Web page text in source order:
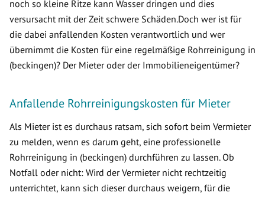
noch so kleine Ritze kann Wasser dringen und dies
versursacht mit der Zeit schwere Schäden.Doch wer ist für
die dabei anfallenden Kosten verantwortlich und wer
übernimmt die Kosten für eine regelmäßige Rohrreinigung in
(beckingen)? Der Mieter oder der Immobilieneigentümer?
Anfallende Rohrreinigungskosten für Mieter
Als Mieter ist es durchaus ratsam, sich sofort beim Vermieter
zu melden, wenn es darum geht, eine professionelle
Rohrreinigung in (beckingen) durchführen zu lassen. Ob
Notfall oder nicht: Wird der Vermieter nicht rechtzeitig
unterrichtet, kann sich dieser durchaus weigern, für die